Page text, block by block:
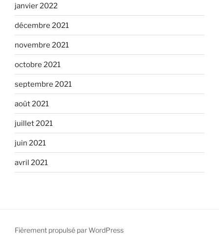
janvier 2022
décembre 2021
novembre 2021
octobre 2021
septembre 2021
août 2021
juillet 2021
juin 2021
avril 2021
Fièrement propulsé par WordPress